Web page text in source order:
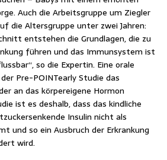
Auch die Arbeitsgruppe um Ziegler
die Altersgruppe unter zwei Jahren:
entstehen die Grundlagen, die zu
führen und das Immunsystem ist
so die Expertin. Eine orale
Pre-POINTearly Studie das
an das körpereigene Hormon
ist es deshalb, dass das kindliche
Insulin nicht als
und so ein Ausbruch der Erkrankung
wird.